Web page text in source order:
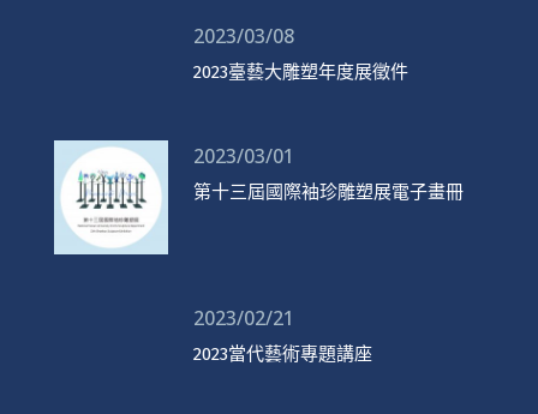
2023/03/08
2023臺藝大雕塑年度展徵件
2023/03/01
第十三屆國際袖珍雕塑展電子畫冊
2023/02/21
2023當代藝術專題講座